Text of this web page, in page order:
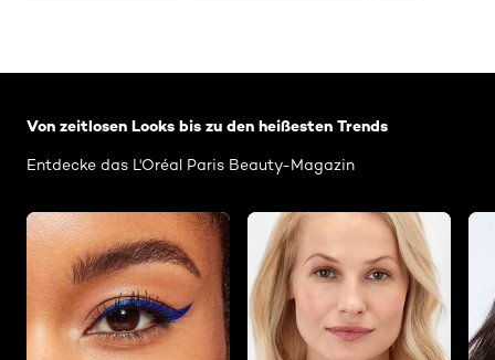
Von zeitlosen Looks bis zu den heißesten Trends
Entdecke das L'Oréal Paris Beauty-Magazin